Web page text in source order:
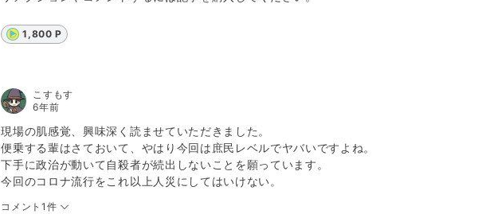
1,800 P
こすもす
6年前
現場の肌感覚、興味深く読ませていただきました。
便乗する輩はさておいて、やはり今回は庶民レベルでヤバいですよね。
下手に政治が動いて自殺者が続出しないことを願っています。
今回のコロナ流行をこれ以上人災にしてはいけない。
コメント1件